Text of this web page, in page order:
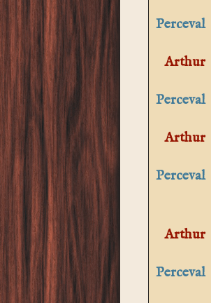
Perceval
Arthur
Perceval
Arthur
Perceval
Arthur
Perceval